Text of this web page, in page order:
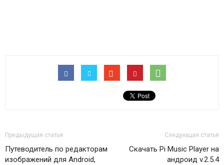
Предыдущая статья
Путеводитель по редакторам
изображений для Android,
Следующая статья
Скачать Pi Music Player на
андроид v.2.5.4